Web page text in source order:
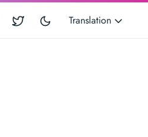
Translation